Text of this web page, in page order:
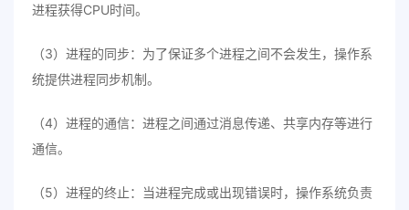
进程获得CPU时间。
（3）进程的同步：为了保证多个进程之间不会发生，操作系
统提供进程同步机制。
（4）进程的通信：进程之间通过消息传递、共享内存等进行
通信。
（5）进程的终止：当进程完成或出现错误时，操作系统负责